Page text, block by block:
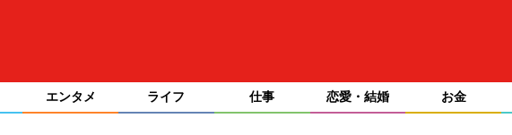
エンタメ ライフ 仕事 恋愛・結婚 お金